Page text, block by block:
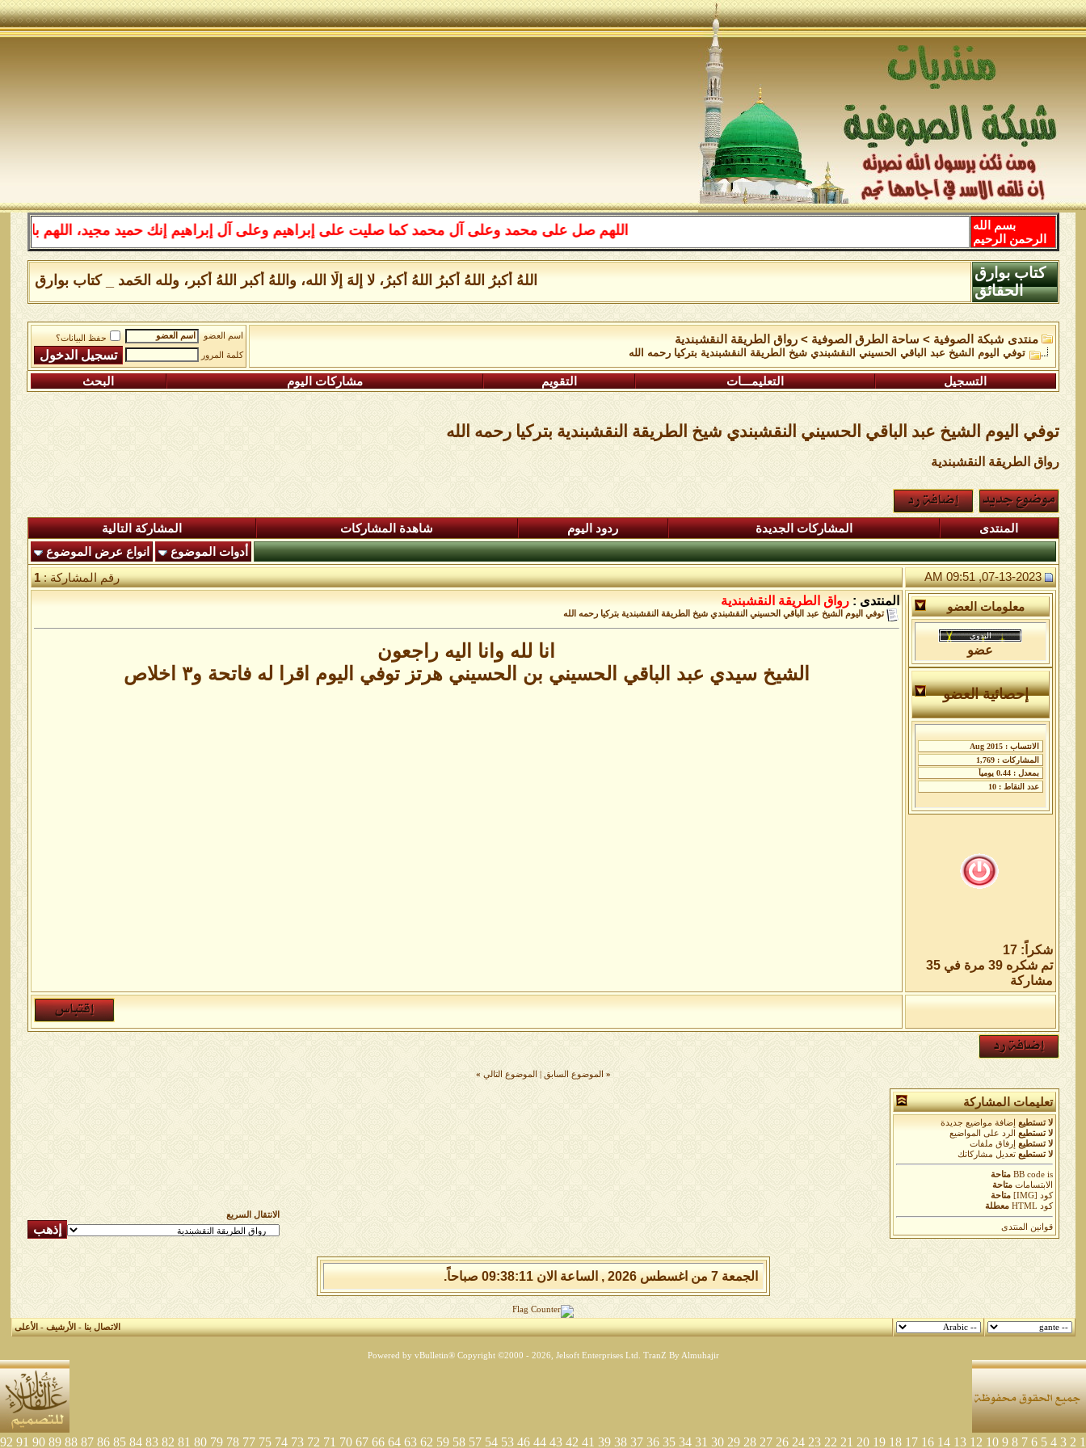
اللهم صل على محمد وعلى آل محمد كما صليت على إبراهيم وعلى آل إبراهيم إنك حميد مجيد، اللهم بارك
بسم الله
الرحمن الرحيم
اللهُ أكبرُ اللهُ أكبرُ اللهُ أكبرُ، لا إلهَ إلَّا الله، واللهُ أكبر اللهُ أكبر، ولله الحَمد _ كتاب بوارق
كتاب بوارق
الحقائق
منتدى شبكة الصوفية > ساحة الطرق الصوفية >رواق الطريقة النقشبندية
توفي اليوم الشيخ عبد الباقي الحسيني النقشبندي شيخ الطريقة النقشبندية بتركيا رحمه الله
اسم العضو
حفظ البيانات؟
كلمة المرور
التسجيل التعليمـــات التقويم مشاركات اليوم البحث
توفي اليوم الشيخ عبد الباقي الحسيني النقشبندي شيخ الطريقة النقشبندية بتركيا رحمه الله
رواق الطريقة النقشبندية
المنتدى المشاركات الجديدة ردود اليوم شاهدة المشاركات
المشاركة التالية
أدوات الموضوع
انواع عرض الموضوع
07-13-2023, 09:51 AM
رقم المشاركة :1
معلومات العضو
عضو
إحصائية العضو
شكراً: 17
تم شكره 39 مرة في 35
مشاركة
المنتدى : رواق الطريقة النقشبندية
توفي اليوم الشيخ عبد الباقي الحسيني النقشبندي شيخ الطريقة النقشبندية بتركيا رحمه الله
انا لله وانا اليه راجعون
الشيخ سيدي عبد الباقي الحسيني بن الحسيني هرتز توفي اليوم اقرا له فاتحة و٣ اخلاص
« الموضوع السابق الموضوع التالي »
تعليمات المشاركة
لا تستطيع
إضافة مواضيع جديدة
لا تستطيع
الرد على المواضيع
لا تستطيع
إرفاق ملفات
لا تستطيع تعديل مشاركاتك
BB codeis
متاحة
الابتسامات متاحة
كود [IMG]
متاحة
كود HTML
معطلة
قوانين المنتدى
الانتقال السريع
الجمعة 7 من اغسطس 2026 , الساعة الان 09:38:11 صباحاً.
الاتصال بنا-الأرشيف-الأعلى
Powered by vBulletin® Copyright ©2000 - 2026, Jelsoft Enterprises Ltd. TranZ By Almuhajir
1
2
3
4
5
6
7
8
9
10
12
13
14
16
17
18
19
20
21
22
23
24
26
27
28
29
30
31
34
35
36
37
38
39
41
42
43
44
46
53
54
57
58
59
62
63
64
66
67
70
71
72
73
74
75
77
78
79
80
81
82
83
84
85
86
87
88
89
90
91
92